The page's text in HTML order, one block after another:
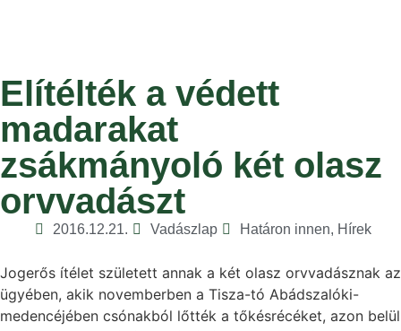
Elítélték a védett
madarakat
zsákmányoló két olasz
orvvadászt
2016.12.21. Vadászlap Határon innen, Hírek
Jogerős ítélet született annak a két olasz orvvadásznak az
ügyében, akik novemberben a Tisza-tó Abádszalóki-
medencéjében csónakból lőtték a tőkésrécéket, azon belül